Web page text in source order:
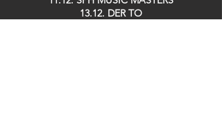
13.12. DER TO